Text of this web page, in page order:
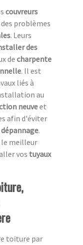
couvreurs
problèmes
. Leurs
des
decharpente
. Il est
liés à
au
neuveet
afin d'éviter
dépannage.
le meilleur
vos tuyaux
toiture par